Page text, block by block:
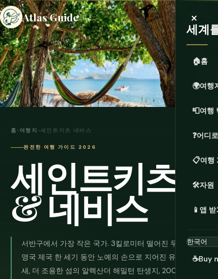
Atlas Guide ×
세계
🏠홈
🌍여행
📮여행
❓어디
📋여행
🛠️자원
📱 앱 받
☕Buy
홈 › 여행지 ›세인트키츠 네비스
완전한 여행 가이드 2026
세인트키츠
& 네비스
서반구에서 가장 작은 국가. 3킬로미터 떨어진 두 화산 섬,
영국 제국 한 세기 동안 노예의 손으로 지어진 유네스코 요
새, 더 조용한 섬의 알렉산더 해밀턴 탄생지, 2005년 이후